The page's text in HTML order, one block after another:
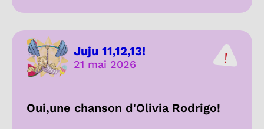
Juju 11,12,13!
21 mai 2026
Oui,une chanson d'Olivia Rodrigo!